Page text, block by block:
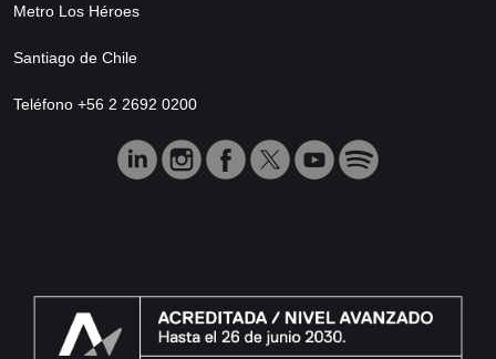
Metro Los Héroes
Santiago de Chile
Teléfono +56 2 2692 0200